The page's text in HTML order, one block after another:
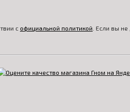
с официальной политикой . Если вы